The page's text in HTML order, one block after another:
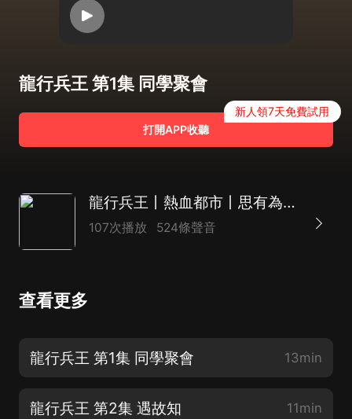
龍行兵王 第1集 同學聚會
打開APP收聽
新人領7天免費試用
龍行兵王丨熱血都市丨思有為演播
107次播放 524條聲音
查看更多
龍行兵王 第1集 同學聚會 13min
龍行兵王 第2集 遇故知 11min